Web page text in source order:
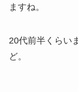
ますね。
20代前半くらい
ど。